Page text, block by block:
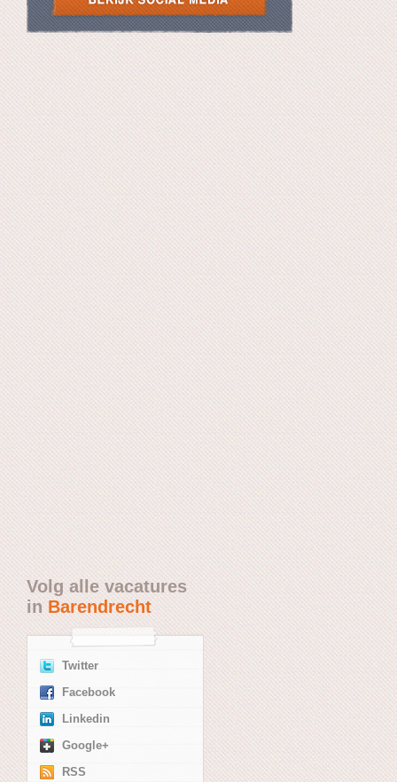
Volg alle vacatures
in Barendrecht
Twitter
Facebook
Linkedin
Google+
RSS